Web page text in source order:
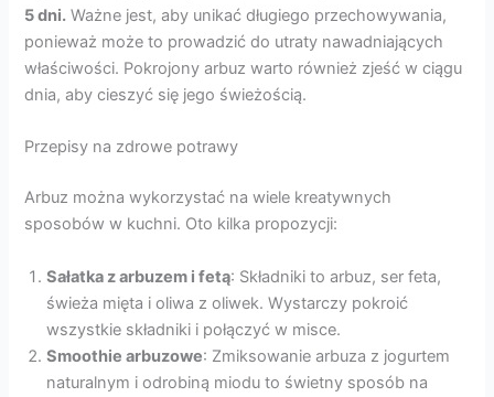
5 dni. Ważne jest, aby unikać długiego przechowywania,
ponieważ może to prowadzić do utraty nawadniających
właściwości. Pokrojony arbuz warto również zjeść w ciągu
dnia, aby cieszyć się jego świeżością.
Przepisy na zdrowe potrawy
Arbuz można wykorzystać na wiele kreatywnych
sposobów w kuchni. Oto kilka propozycji:
Sałatka z arbuzem i fetą: Składniki to arbuz, ser feta,
świeża mięta i oliwa z oliwek. Wystarczy pokroić
wszystkie składniki i połączyć w misce.
Smoothie arbuzowe: Zmiksowanie arbuza z jogurtem
naturalnym i odrobiną miodu to świetny sposób na